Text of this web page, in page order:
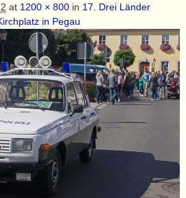
at 1200 × 800in 17. Drei Länder
in Pegau